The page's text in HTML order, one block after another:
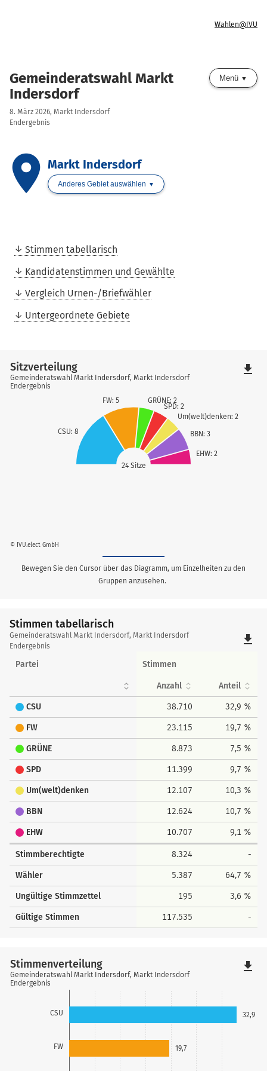
Wahlen@IVU
Gemeinderatswahl Markt
Indersdorf
8. März 2026, Markt Indersdorf
Endergebnis
Menü
placeMarkt Indersdorf
Anderes Gebiet auswählen
Stimmen tabellarisch
Kandidatenstimmen und Gewählte
Vergleich Urnen-/Briefwähler
Untergeordnete Gebiete
24 Sitze
CSU: 8
FW: 5 GRÜNE: 2
SPD: 2
Um(welt)denken: 2
BBN: 3
EHW: 2
© IVU.elect GmbH
Sitzverteilung
Gemeinderatswahl Markt Indersdorf, Markt Indersdorf
Endergebnis
file_download
Bewegen Sie den Cursor über das Diagramm, um Einzelheiten zu den
Gruppen anzusehen.
Stimmen tabellarisch
Stimmen
tabellarisch
Gemeinderatswahl Markt Indersdorf, Markt Indersdorf
Endergebnis
file_download
Partei Stimmen
Anzahl Anteil
CSU 38.710 32,9 %
FW 23.115 19,7 %
GRÜNE 8.873 7,5 %
SPD 11.399 9,7 %
Um(welt)denken 12.107 10,3 %
BBN 12.624 10,7 %
EHW 10.707 9,1 %
Stimmberechtigte 8.324 -
Wähler 5.387 64,7 %
Ungültige Stimmzettel 195 3,6 %
Gültige Stimmen 117.535 -
CSU
FW
32,9
19,7
Stimmenverteilung
Gemeinderatswahl Markt Indersdorf, Markt Indersdorf
Endergebnis
file_download